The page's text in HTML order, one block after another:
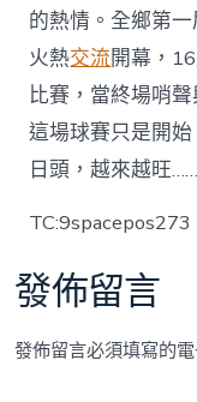
的熱情。全鄉第
火熱交流開幕，
比賽，當終場哨
這場球賽只是開
日頭，越來越旺……
TC:9spacepos273
發佈留言
發佈留言必須填寫的